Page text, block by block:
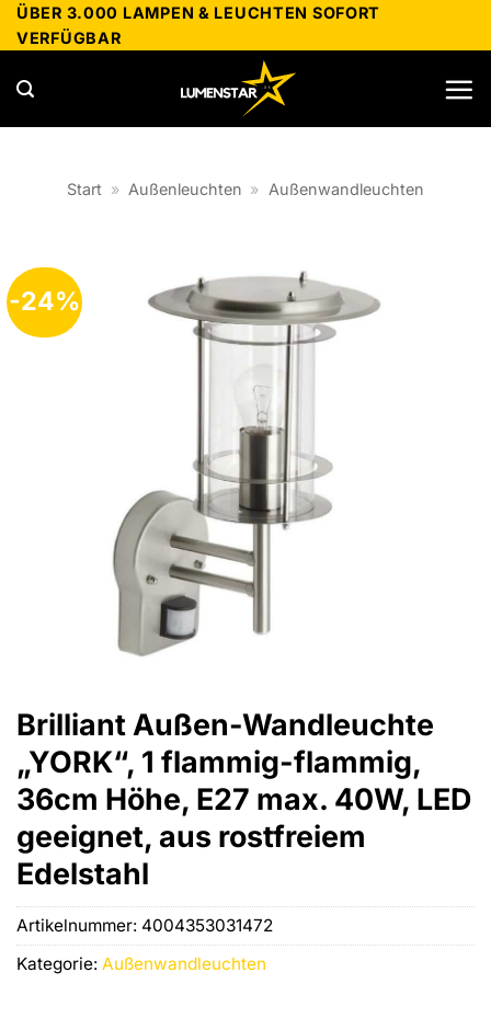
Zum
Inhalt
springen
ÜBER 3.000 LAMPEN & LEUCHTEN SOFORT
VERFÜGBAR
Start » Außenleuchten » Außenwandleuchten
-24%
Brilliant Außen-Wandleuchte
„YORK“, 1 flammig-flammig,
36cm Höhe, E27 max. 40W, LED
geeignet, aus rostfreiem
Edelstahl
Artikelnummer: 4004353031472
Kategorie: Außenwandleuchten